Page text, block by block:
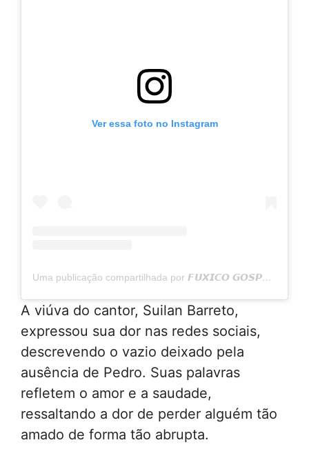
Ver essa foto no Instagram
Uma publicação compartilhada por 𝙁𝙐𝙓𝙄𝘾𝙊 𝙂𝙊𝙎𝙋𝙀𝙇 𝙊𝙁𝙄𝘾𝙄𝘼𝙇 (@fuxicogospel.oficial)
A viúva do cantor, Suilan Barreto,
expressou sua dor nas redes sociais,
descrevendo o vazio deixado pela
ausência de Pedro. Suas palavras
refletem o amor e a saudade,
ressaltando a dor de perder alguém tão
amado de forma tão abrupta.